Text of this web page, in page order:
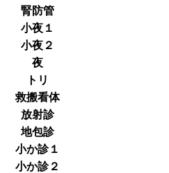
腎防管
小夜１
小夜２
夜
トリ
救搬看体
放射診
地包診
小か診１
小か診２